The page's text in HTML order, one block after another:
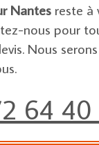
Nantes reste à
nous pour
Nous
64